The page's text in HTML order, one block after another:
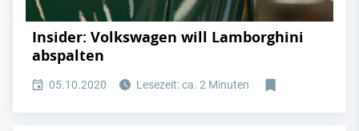
Insider: Volkswagen will Lamborghini
abspalten
05.10.2020 Lesezeit: ca. 2 Minuten